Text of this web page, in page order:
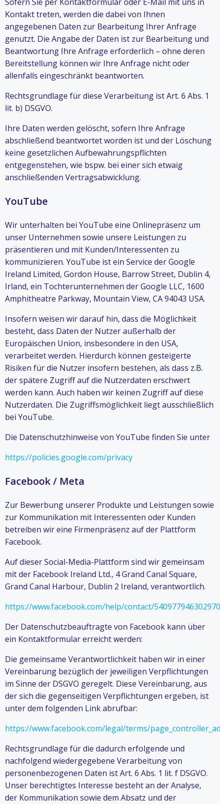
Kontakt treten, werden die dabei von Ihnen
angegebenen Daten zur Bearbeitung Ihrer Anfrage
genutzt. Die Angabe der Daten ist zur Bearbeitung und
Beantwortung Ihre Anfrage erforderlich – ohne deren
Bereitstellung können wir Ihre Anfrage nicht oder
allenfalls eingeschränkt beantworten.
Rechtsgrundlage für diese Verarbeitung ist Art. 6 Abs. 1
lit. b) DSGVO.
Ihre Daten werden gelöscht, sofern Ihre Anfrage
abschließend beantwortet worden ist und der Löschung
keine gesetzlichen Aufbewahrungspflichten
entgegenstehen, wie bspw. bei einer sich etwaig
anschließenden Vertragsabwicklung.
YouTube
Wir unterhalten bei YouTube eine Onlinepräsenz um
unser Unternehmen sowie unsere Leistungen zu
präsentieren und mit Kunden/Interessenten zu
kommunizieren. YouTube ist ein Service der Google
Ireland Limited, Gordon House, Barrow Street, Dublin 4,
Irland, ein Tochterunternehmen der Google LLC, 1600
Amphitheatre Parkway, Mountain View, CA 94043 USA.
Insofern weisen wir darauf hin, dass die Möglichkeit
besteht, dass Daten der Nutzer außerhalb der
Europäischen Union, insbesondere in den USA,
verarbeitet werden. Hierdurch können gesteigerte
Risiken für die Nutzer insofern bestehen, als dass z.B.
der spätere Zugriff auf die Nutzerdaten erschwert
werden kann. Auch haben wir keinen Zugriff auf diese
Nutzerdaten. Die Zugriffsmöglichkeit liegt ausschließlich
bei YouTube.
Die Datenschutzhinweise von YouTube finden Sie unter
https://policies.google.com/privacy
Facebook / Meta
Zur Bewerbung unserer Produkte und Leistungen sowie
zur Kommunikation mit Interessenten oder Kunden
betreiben wir eine Firmenpräsenz auf der Plattform
Facebook.
Auf dieser Social-Media-Plattform sind wir gemeinsam
mit der Facebook Ireland Ltd., 4 Grand Canal Square,
Grand Canal Harbour, Dublin 2 Ireland, verantwortlich.
https://www.facebook.com/help/contact/540977946302970
Der Datenschutzbeauftragte von Facebook kann über
ein Kontaktformular erreicht werden:
Die gemeinsame Verantwortlichkeit haben wir in einer
Vereinbarung bezüglich der jeweiligen Verpflichtungen
im Sinne der DSGVO geregelt. Diese Vereinbarung, aus
der sich die gegenseitigen Verpflichtungen ergeben, ist
unter dem folgenden Link abrufbar:
https://www.facebook.com/legal/terms/
Rechtsgrundlage für die dadurch erfolgende und
nachfolgend wiedergegebene Verarbeitung von
personenbezogenen Daten ist Art. 6 Abs. 1 lit. f DSGVO.
Unser berechtigtes Interesse besteht an der Analyse,
der Kommunikation sowie dem Absatz und der